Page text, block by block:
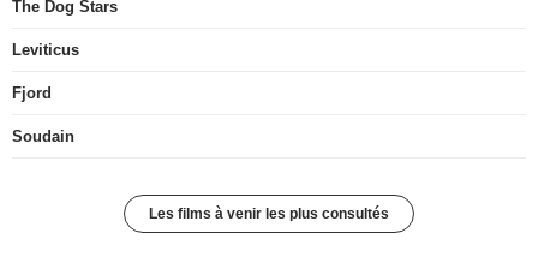
The Dog Stars
Leviticus
Fjord
Soudain
Les films à venir les plus consultés